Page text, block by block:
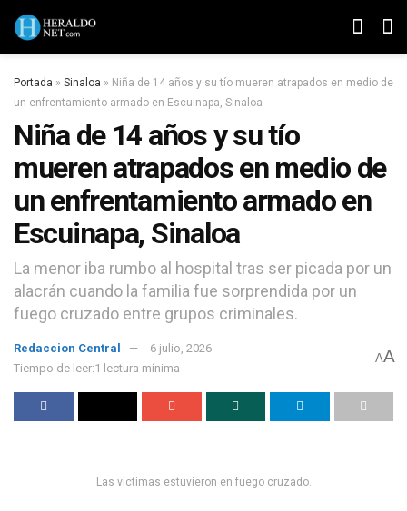
Portada » Sinaloa » Niña de 14 años y su tío mueren atrapados en medio de
un enfrentamiento armado en Escuinapa, Sinaloa
Niña de 14 años y su tío
mueren atrapados en medio de
un enfrentamiento armado en
Escuinapa, Sinaloa
La menor iba rumbo al hospital tras ser picada por un
alacrán cuando la familia fue sorprendida por un
fuego cruzado entre grupos criminales.
Redaccion Central
6 julio, 2026
Tiempo de leer:1 lectura mínima
AA
Las víctimas estuvieron en fuego cruzado.